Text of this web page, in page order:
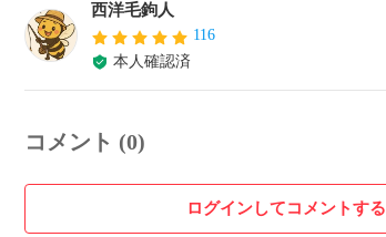
西洋毛鉤人
116
本人確認済
コメント (0)
ログインしてコメントする